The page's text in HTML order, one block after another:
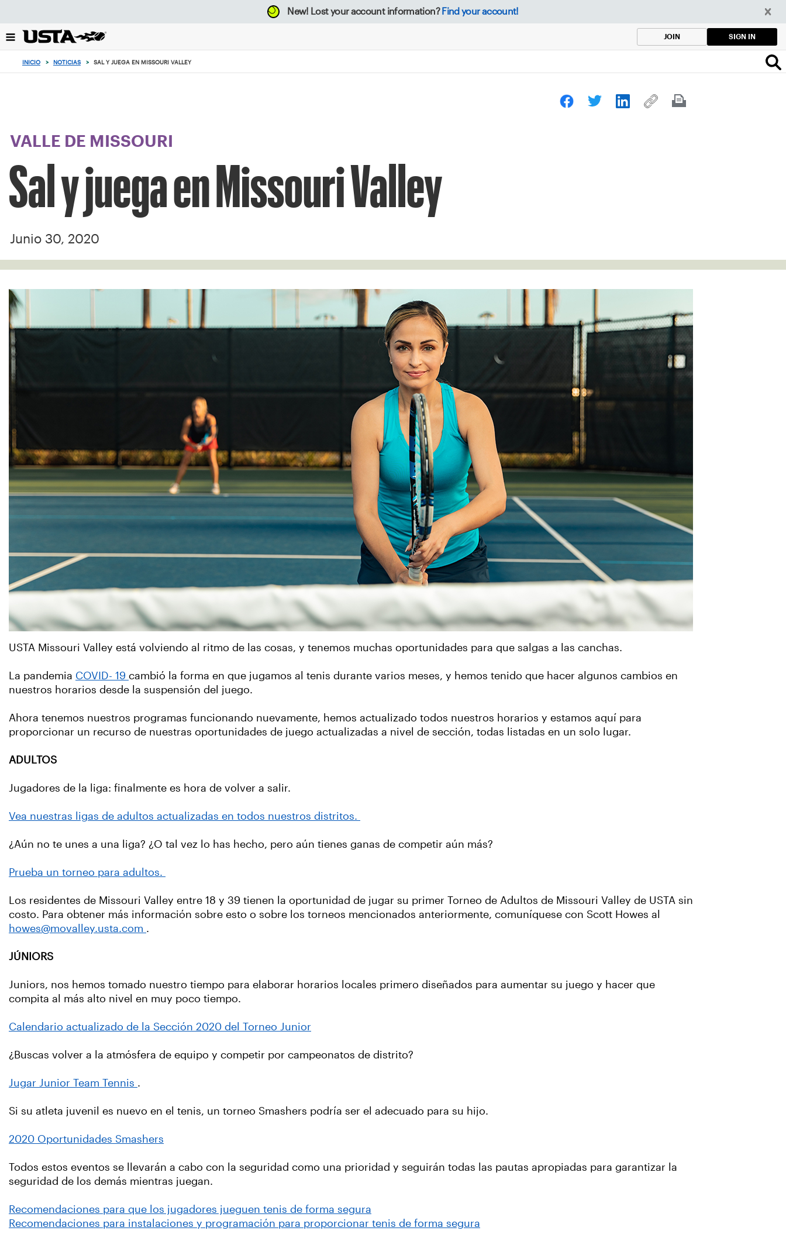
el
botón
New! Lost your account information? Find your account!
JOIN SIGN IN
INICIO > NOTICIAS > SAL Y JUEGA EN MISSOURI VALLEY
VALLE DE MISSOURI
Sal y juega en Missouri Valley
Junio 30, 2020
USTA Missouri Valley está volviendo al ritmo de las cosas, y tenemos muchas oportunidades para que salgas a las canchas.
La pandemia COVID- 19 cambió la forma en que jugamos al tenis durante varios meses, y hemos tenido que hacer algunos cambios en
nuestros horarios desde la suspensión del juego.
Ahora tenemos nuestros programas funcionando nuevamente, hemos actualizado todos nuestros horarios y estamos aquí para
proporcionar un recurso de nuestras oportunidades de juego actualizadas a nivel de sección, todas listadas en un solo lugar.
ADULTOS
Jugadores de la liga: finalmente es hora de volver a salir.
Vea nuestras ligas de adultos actualizadas en todos nuestros distritos.
¿Aún no te unes a una liga? ¿O tal vez lo has hecho, pero aún tienes ganas de competir aún más?
Prueba un torneo para adultos.
Los residentes de Missouri Valley entre 18 y 39 tienen la oportunidad de jugar su primer Torneo de Adultos de Missouri Valley de USTA sin
costo. Para obtener más información sobre esto o sobre los torneos mencionados anteriormente, comuníquese con Scott Howes al
howes@movalley.usta.com .
JÚNIORS
Juniors, nos hemos tomado nuestro tiempo para elaborar horarios locales primero diseñados para aumentar su juego y hacer que
compita al más alto nivel en muy poco tiempo.
Calendario actualizado de la Sección 2020 del Torneo Junior
¿Buscas volver a la atmósfera de equipo y competir por campeonatos de distrito?
Jugar Junior Team Tennis .
Si su atleta juvenil es nuevo en el tenis, un torneo Smashers podría ser el adecuado para su hijo.
2020 Oportunidades Smashers
Todos estos eventos se llevarán a cabo con la seguridad como una prioridad y seguirán todas las pautas apropiadas para garantizar la
seguridad de los demás mientras juegan.
Recomendaciones para que los jugadores jueguen tenis de forma segura
Recomendaciones para instalaciones y programación para proporcionar tenis de forma segura